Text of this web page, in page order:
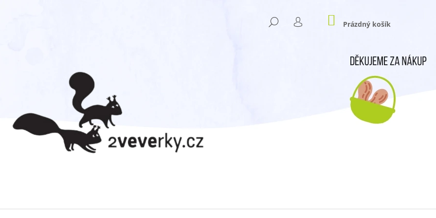
HLEDAT
PŘIHLÁŠENÍ
NÁKUPNÍ
KOŠÍK
Prázdný košík
DOPORUČUJEME
HAENKE. CESTA
CVRČEK